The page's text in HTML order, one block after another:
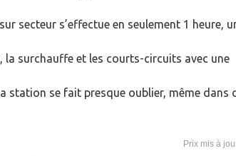
secteur s’effectue en seulement 1 heure,
surchauffe et les courts-circuits avec une
station se fait presque oublier, même dans